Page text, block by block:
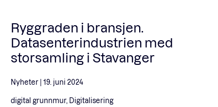
Ryggraden i bransjen.
Datasenterindustrien med
storsamling i Stavanger
Nyheter | 19. juni 2024
digital grunnmur, Digitalisering